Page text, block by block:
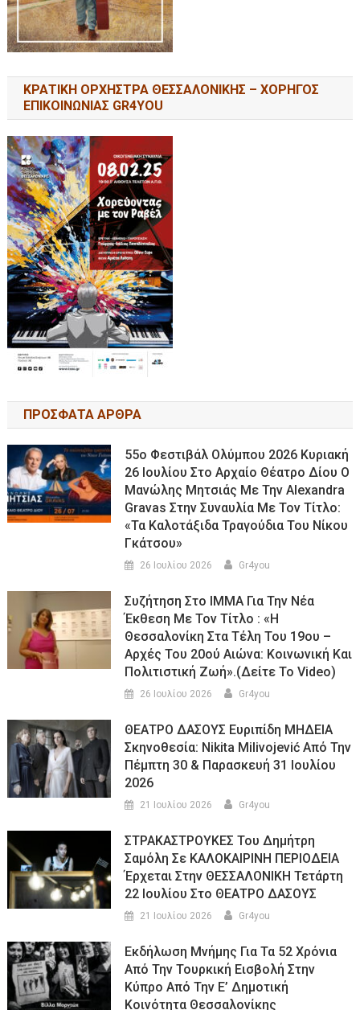
ΚΡΑΤΙΚΗ ΟΡΧΗΣΤΡΑ ΘΕΣΣΑΛΟΝΙΚΗΣ – ΧΟΡΗΓΟΣ
ΕΠΙΚΟΙΝΩΝΙΑΣ GR4YOU
ΠΡΟΣΦΑΤΑ ΑΡΘΡΑ
55ο Φεστιβάλ Ολύμπου 2026 Κυριακή
26 Ιουλίου Στο Αρχαίο Θέατρο Δίου Ο
Μανώλης Μητσιάς Με Την Alexandra
Gravas Στην Συναυλία Με Τον Τίτλο:
«τα Καλοτάξιδα Τραγούδια Του Νίκου
Γκάτσου»
26 Ιουλίου 2026 Gr4you
Συζήτηση Στο ΙΜΜΑ Για Την Νέα
Έκθεση Με Τον Τίτλο : «Η
Θεσσαλονίκη Στα Τέλη Του 19ου –
Αρχές Του 20ού Αιώνα: Κοινωνική Και
Πολιτιστική Ζωή».(Δείτε Το Video)
26 Ιουλίου 2026 Gr4you
ΘΕΑΤΡΟ ΔΑΣΟΥΣ Ευριπίδη ΜΗΔΕΙΑ
Σκηνοθεσία: Nikita Milivojević Από Την
Πέμπτη 30 & Παρασκευή 31 Ιουλίου
2026
21 Ιουλίου 2026 Gr4you
ΣΤΡΑΚΑΣΤΡΟΥΚΕΣ Του Δημήτρη
Σαμόλη Σε ΚΑΛΟΚΑΙΡΙΝΗ ΠΕΡΙΟΔΕΙΑ
Έρχεται Στην ΘΕΣΣΑΛΟΝΙΚΗ Τετάρτη
22 Ιουλίου Στο ΘΕΑΤΡΟ ΔΑΣΟΥΣ
21 Ιουλίου 2026 Gr4you
Εκδήλωση Μνήμης Για Τα 52 Χρόνια
Από Την Τουρκική Εισβολή Στην
Κύπρο Από Την Ε’ Δημοτική
Κοινότητα Θεσσαλονίκης